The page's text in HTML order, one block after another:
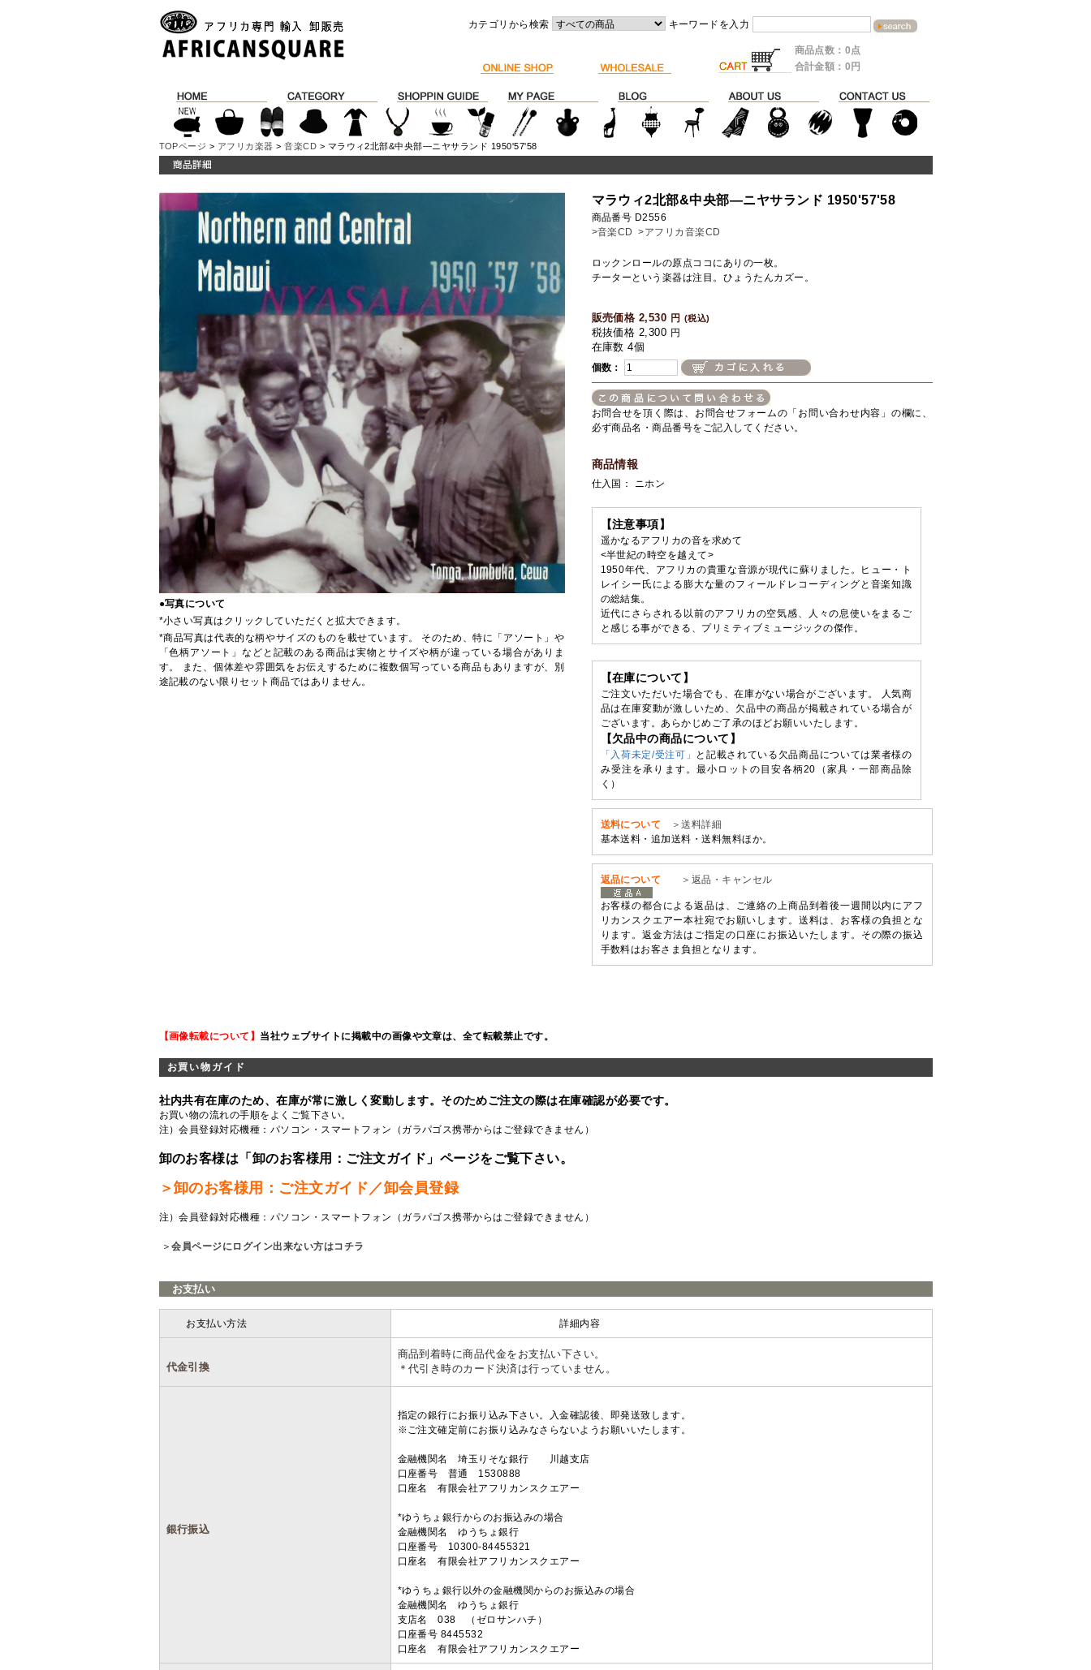
カテゴリから検索 キーワードを入力
商品点数：0点
合計金額：0円
TOPページ > アフリカ楽器 >音楽CD > マラウィ2北部&中央部―ニヤサランド 1950'57'58
●写真について
*小さい写真はクリックしていただくと拡大できます。
*商品写真は代表的な柄やサイズのものを載せています。 そのため、特に「アソート」や
「色柄アソート」などと記載のある商品は実物とサイズや柄が違っている場合がありま
す。 また、個体差や雰囲気をお伝えするために複数個写っている商品もありますが、別
途記載のない限りセット商品ではありません。
マラウィ2北部&中央部―ニヤサランド 1950'57'58
商品番号 D2556
>音楽CD >アフリカ音楽CD
ロックンロールの原点ココにありの一枚。
チーターという楽器は注目。ひょうたんカズー。
販売価格 2,530 円 (税込)
税抜価格 2,300 円
在庫数 4個
個数：
お問合せを頂く際は、お問合せフォームの「お問い合わせ内容」の欄に、
必ず商品名・商品番号をご記入してください。
商品情報
仕入国： ニホン
【注意事項】
遥かなるアフリカの音を求めて
<半世紀の時空を越えて>
1950年代、アフリカの貴重な音源が現代に蘇りました。ヒュー・ト
レイシー氏による膨大な量のフィールドレコーディングと音楽知識
の総結集。
近代にさらされる以前のアフリカの空気感、人々の息使いをまるご
と感じる事ができる、プリミティブミュージックの傑作。
【在庫について】
ご注文いただいた場合でも、在庫がない場合がございます。 人気商
品は在庫変動が激しいため、欠品中の商品が掲載されている場合が
ございます。あらかじめご了承のほどお願いいたします。
【欠品中の商品について】
「入荷未定/受注可」
と記載されている欠品商品については業者様の
み受注を承ります。最小ロットの目安各柄20（家具・一部商品除
く）
送料について
＞送料詳細
基本送料・追加送料・送料無料ほか。
返品について ＞返品・キャンセル
お客様の都合による返品は、ご連絡の上商品到着後一週間以内にアフ
リカンスクエアー本社宛でお願いします。送料は、お客様の負担とな
ります。返金方法はご指定の口座にお振込いたします。その際の振込
手数料はお客さま負担となります。
【画像転載について】 当社ウェブサイトに掲載中の画像や文章は、全て転載禁止です。
お買い物ガイド
社内共有在庫のため、在庫が常に激しく変動します。そのためご注文の際は在庫確認が必要です。
お買い物の流れの手順をよくご覧下さい。
注）会員登録対応機種：パソコン・スマートフォン（ガラパゴス携帯からはご登録できません）
卸のお客様は「卸のお客様用：ご注文ガイド」ページをご覧下さい。
＞卸のお客様用：ご注文ガイド／卸会員登録
注）会員登録対応機種：パソコン・スマートフォン（ガラパゴス携帯からはご登録できません）
＞会員ページにログイン出来ない方はコチラ
お支払い
お支払い方法 詳細内容
代金引換
商品到着時に商品代金をお支払い下さい。
＊代引き時のカード決済は行っていません。
銀行振込
指定の銀行にお振り込み下さい。入金確認後、即発送致します。
※ご注文確定前にお振り込みなさらないようお願いいたします。
金融機関名 埼玉りそな銀行 川越支店
口座番号 普通 1530888
口座名 有限会社アフリカンスクエアー
*ゆうちょ銀行からのお振込みの場合
金融機関名 ゆうちょ銀行
口座番号 10300-84455321
口座名 有限会社アフリカンスクエアー
*ゆうちょ銀行以外の金融機関からのお振込みの場合
金融機関名 ゆうちょ銀行
支店名 038 （ゼロサンハチ）
口座番号 8445532
口座名 有限会社アフリカンスクエアー